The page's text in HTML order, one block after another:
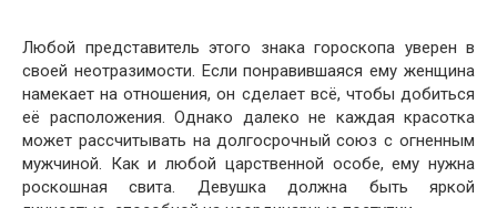
Любой представитель этого знака гороскопа уверен в
своей неотразимости. Если понравившаяся ему женщина
намекает на отношения, он сделает всё, чтобы добиться
её расположения. Однако далеко не каждая красотка
может рассчитывать на долгосрочный союз с огненным
мужчиной. Как и любой царственной особе, ему нужна
роскошная свита. Девушка должна быть яркой